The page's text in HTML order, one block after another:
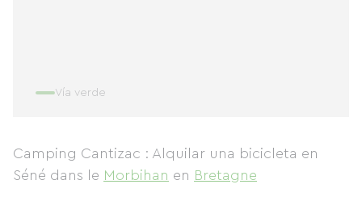
Vía verde
Camping Cantizac : Alquilar una bicicleta en
Séné dans le Morbihan en Bretagne